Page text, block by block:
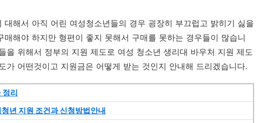
대해서 아직 어린 여성청소년들의 경우 굉장히 부끄럽고 밝히기 싫을
매해야 하지만 형편이 좋지 못해서 구매를 못하는 경우들이 많습니
을 위해서 정부의 지원 제도로 여성 청소년 생리대 바우처 지원 제도
가 어떤것이고 지원금은 어떻게 받는 것인지 안내해 드리겠습니다.
정리
년 지원 조건과 신청방법안내